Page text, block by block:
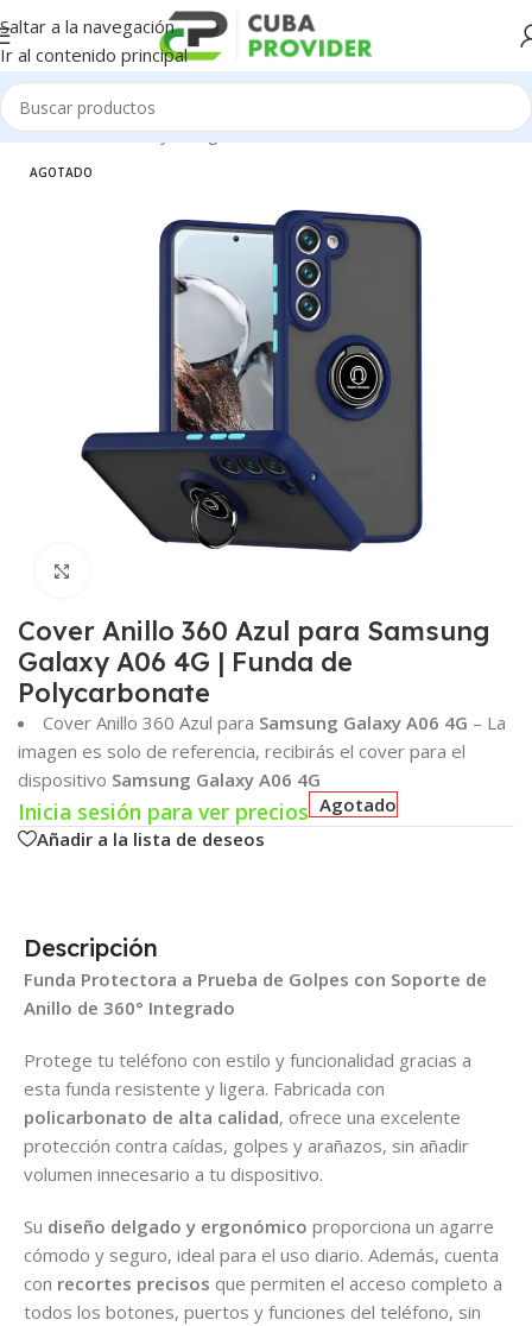
Saltar a la navegación
Ir al contenido principal
Inicio/Accesorios y Gadgets/Forros de Celulares
AGOTADO
Cover Anillo 360 Azul para Samsung
Galaxy A06 4G | Funda de
Polycarbonate
Cover Anillo 360 Azul para Samsung Galaxy A06 4G – La
imagen es solo de referencia, recibirás el cover para el
dispositivo Samsung Galaxy A06 4G
Inicia sesión para ver precios Agotado
Añadir a la lista de deseos
Descripción
Funda Protectora a Prueba de Golpes con Soporte de
Anillo de 360° Integrado
Protege tu teléfono con estilo y funcionalidad gracias a
esta funda resistente y ligera. Fabricada con
policarbonato de alta calidad, ofrece una excelente
protección contra caídas, golpes y arañazos, sin añadir
volumen innecesario a tu dispositivo.
Su diseño delgado y ergonómico proporciona un agarre
cómodo y seguro, ideal para el uso diario. Además, cuenta
con recortes precisos que permiten el acceso completo a
todos los botones, puertos y funciones del teléfono, sin